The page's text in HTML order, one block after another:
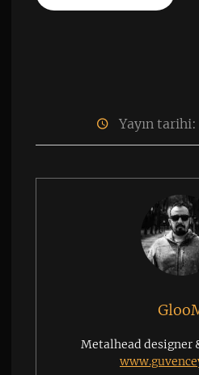
Yayın tarihi:
Metalhead designer